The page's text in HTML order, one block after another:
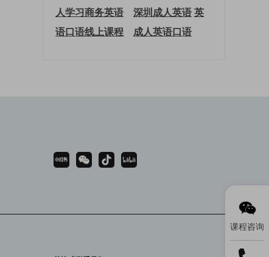
人学习商务英语
深圳成人英语英
语口语线上课程
成人英语口语
课程咨询